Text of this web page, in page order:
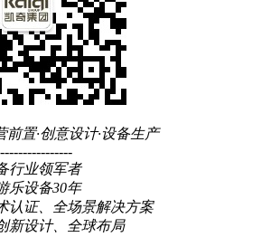
前置·创意设计·设备生产
行业领军者
乐设备30年
认证、全场景解决方案
新设计、全球布局